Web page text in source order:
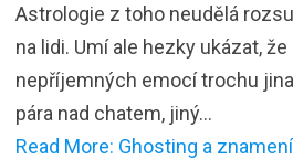
Astrologie z toho neudělá
na lidi. Umí ale hezky ukázat,
nepříjemných emocí trochu
pára nad chatem, jiný…
Read More: Ghosting a